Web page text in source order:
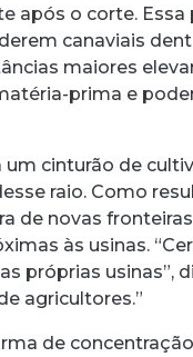
após o corte. Essa
canaviais
maiores
prima e
um cinturão de
raio. Como
de novas
às usinas.
próprias usinas”,
agricultores.”
de